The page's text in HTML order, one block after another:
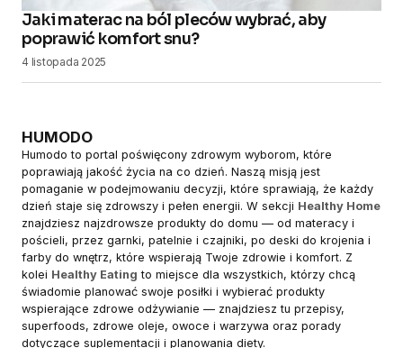
Jaki materac na ból pleców wybrać, aby
poprawić komfort snu?
4 listopada 2025
HUMODO
Humodo to portal poświęcony zdrowym wyborom, które
poprawiają jakość życia na co dzień. Naszą misją jest
pomaganie w podejmowaniu decyzji, które sprawiają, że każdy
dzień staje się zdrowszy i pełen energii. W sekcji Healthy Home
znajdziesz najzdrowsze produkty do domu — od materacy i
pościeli, przez garnki, patelnie i czajniki, po deski do krojenia i
farby do wnętrz, które wspierają Twoje zdrowie i komfort. Z
kolei Healthy Eating to miejsce dla wszystkich, którzy chcą
świadomie planować swoje posiłki i wybierać produkty
wspierające zdrowe odżywianie — znajdziesz tu przepisy,
superfoods, zdrowe oleje, owoce i warzywa oraz porady
dotyczące suplementacji i planowania diety.